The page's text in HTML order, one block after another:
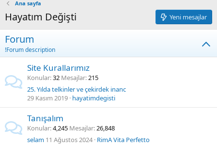
Ana sayfa
Hayatım Değişti Yeni mesajlar
Forum
!Forum description
Site Kurallarımız
Konular 32 Mesajlar 215
25. Yılda telkinler ve çekirdek inanc
29 Kasım 2019 hayatimdegisti
Tanışalım
Konular 4,245 Mesajlar 26,848
selam 11 Ağustos 2024 RimA Vita Perfetto